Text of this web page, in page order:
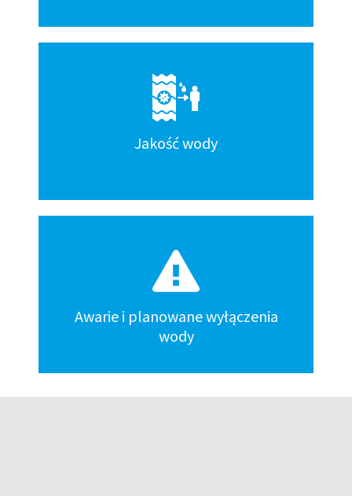
Jakość wody
Awarie i planowane wyłączenia
wody